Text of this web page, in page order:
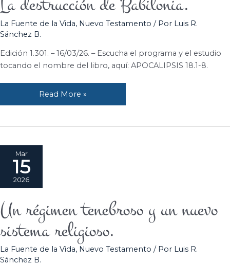
La Fuente de la Vida, Nuevo Testamento / Por Luis R.
Sánchez B.
Edición 1.301. – 16/03/26. – Escucha el programa y el estudio
tocando el nombre del libro, aquí: APOCALIPSIS 18.1-8.
destrucción
de
Babilonia.
Read More »
Mar
15
2026
Un régimen tenebroso y un nuevo
sistema religioso.
La Fuente de la Vida, Nuevo Testamento / Por Luis R.
Sánchez B.
Un
régimen
tenebroso
un